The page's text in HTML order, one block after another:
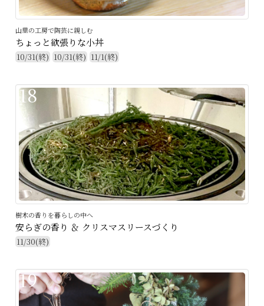
山里の工房で陶芸に親しむ
ちょっと欲張りな小丼
10/31(終) 10/31(終) 11/1(終)
18
樹木の香りを暮らしの中へ
安らぎの香り ＆ クリスマスリースづくり
11/30(終)
19